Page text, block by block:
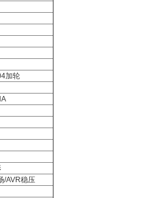
加轮
/AVR稳压